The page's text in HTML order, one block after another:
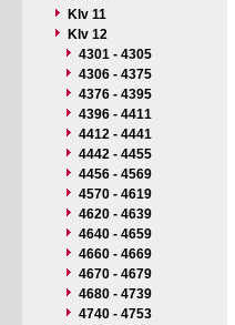
Klv 11
Klv 12
4301 - 4305
4306 - 4375
4376 - 4395
4396 - 4411
4412 - 4441
4442 - 4455
4456 - 4569
4570 - 4619
4620 - 4639
4640 - 4659
4660 - 4669
4670 - 4679
4680 - 4739
4740 - 4753